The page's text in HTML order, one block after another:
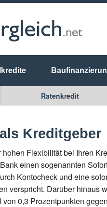
Kreditgeber
Flexibilität bei Ihren
einen sogenannten
Kontocheck und eine
verspricht. Darüber hinaus
0,3 Prozentpunkten
Ratenkredit